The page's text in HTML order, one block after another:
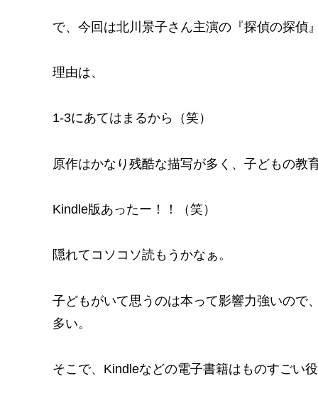
で、今回は北川景子さん主演の『探偵の探偵
理由は、
1-3にあてはまるから（笑）
原作はかなり残酷な描写が多く、子どもの
Kindle版あったー！！（笑）
隠れてコソコソ読もうかなぁ。
子どもがいて思うのは本って影響力強いので
多い。
そこで、Kindleなどの電子書籍はものすごい